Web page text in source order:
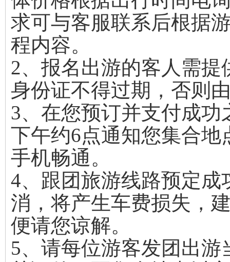
求可与客服联系后根据
程内容。
2、报名出游的客人需
身份证不得过期，否则
3、在您预订并支付成
下午约6点通知您集合
手机畅通。
4、跟团旅游线路预定
消，将产生车费损失，
便请您谅解。
5、请每位游客发团出